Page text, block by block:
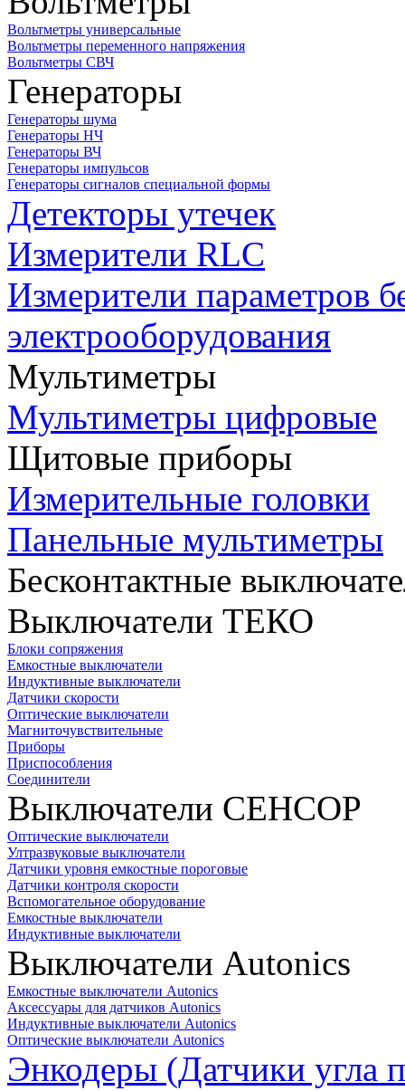
Вольтметры универсальные
Вольтметры переменного напряжения
Вольтметры СВЧ
Генераторы
Генераторы шума
Генераторы НЧ
Генераторы ВЧ
Генераторы импульсов
Генераторы сигналов специальной формы
Детекторы утечек
Измерители RLC
Измерители параметров
электрооборудования
Мультиметры
Мультиметры цифровые
Щитовые приборы
Измерительные головки
Панельные мультиметры
Бесконтактные
Выключатели ТЕКО
Блоки сопряжения
Емкостные выключатели
Индуктивные выключатели
Датчики скорости
Оптические выключатели
Магниточувствительные
Приборы
Приспособления
Соединители
Выключатели СЕНСОР
Оптические выключатели
Ултразвуковые выключатели
Датчики уровня емкостные пороговые
Датчики контроля скорости
Вспомогательное оборудование
Емкостные выключатели
Индуктивные выключатели
Выключатели Autonics
Емкостные выключатели Autonics
Аксессуары для датчиков Autonics
Индуктивные выключатели Autonics
Оптические выключатели Autonics
Энкодеры (Датчики угла